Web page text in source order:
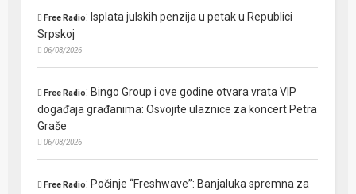
Free Radio: Isplata julskih penzija u petak u Republici
Srpskoj
06/08/2026
Free Radio: Bingo Group i ove godine otvara vrata VIP
događaja građanima: Osvojite ulaznice za koncert Petra
Graše
06/08/2026
Free Radio: Počinje “Freshwave”: Banjaluka spremna za